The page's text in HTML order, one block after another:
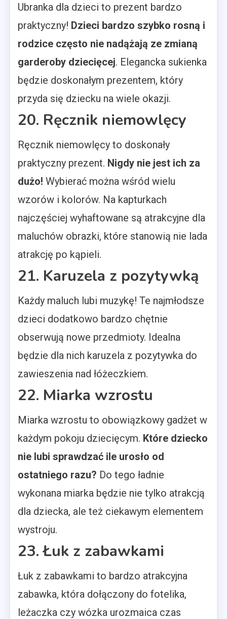
Ubranka dla dzieci to prezent bardzo
praktyczny! Dzieci bardzo szybko rosną i
rodzice często nie nadążają ze zmianą
garderoby dziecięcej. Elegancka sukienka
będzie doskonałym prezentem, który
przyda się dziecku na wiele okazji.
20. Ręcznik niemowlęcy
Ręcznik niemowlęcy to doskonały
praktyczny prezent. Nigdy nie jest ich za
dużo! Wybierać można wśród wielu
wzorów i kolorów. Na kapturkach
najczęściej wyhaftowane są atrakcyjne dla
maluchów obrazki, które stanowią nie lada
atrakcję po kąpieli.
21. Karuzela z pozytywką
Każdy maluch lubi muzykę! Te najmłodsze
dzieci dodatkowo bardzo chętnie
obserwują nowe przedmioty. Idealna
będzie dla nich karuzela z pozytywka do
zawieszenia nad łóżeczkiem.
22. Miarka wzrostu
Miarka wzrostu to obowiązkowy gadżet w
każdym pokoju dziecięcym. Które dziecko
nie lubi sprawdzać ile urosło od
ostatniego razu? Do tego ładnie
wykonana miarka będzie nie tylko atrakcją
dla dziecka, ale też ciekawym elementem
wystroju.
23. Łuk z zabawkami
Łuk z zabawkami to bardzo atrakcyjna
zabawka, która dołączony do fotelika,
leżaczka czy wózka urozmaica czas